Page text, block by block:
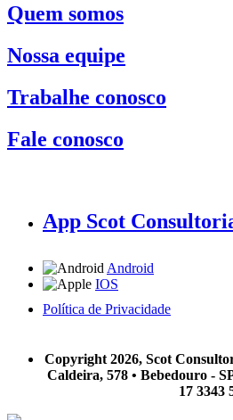
Quem somos
Nossa equipe
Trabalhe conosco
Fale conosco
App Scot
Android
IOS
Política de Privacidade
Copyright 2026, Scot
Caldeira, 578 • Bebedouro -
17 3343